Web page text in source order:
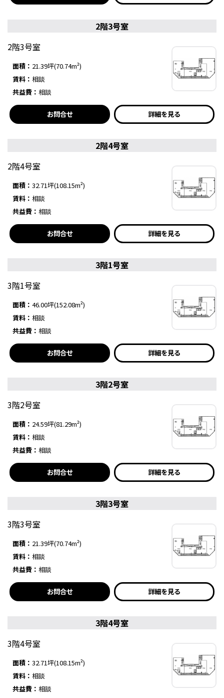
2階3号室
2階3号室
面積： 21.39坪(70.74m²)
賃料： 相談
共益費： 相談
お問合せ 詳細を見る
2階4号室
2階4号室
面積： 32.71坪(108.15m²)
賃料： 相談
共益費： 相談
お問合せ 詳細を見る
3階1号室
3階1号室
面積： 46.00坪(152.08m²)
賃料： 相談
共益費： 相談
お問合せ 詳細を見る
3階2号室
3階2号室
面積： 24.59坪(81.29m²)
賃料： 相談
共益費： 相談
お問合せ 詳細を見る
3階3号室
3階3号室
面積： 21.39坪(70.74m²)
賃料： 相談
共益費： 相談
お問合せ 詳細を見る
3階4号室
3階4号室
面積： 32.71坪(108.15m²)
賃料： 相談
共益費： 相談